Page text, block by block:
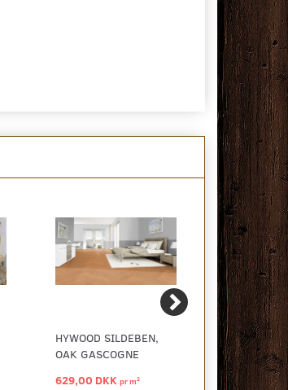
HYWOOD SILDEBEN,
OAK GASCOGNE
629,00 DKK prm2
HYWOOD
OAK
649,00